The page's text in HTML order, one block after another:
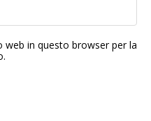
web in questo browser per la